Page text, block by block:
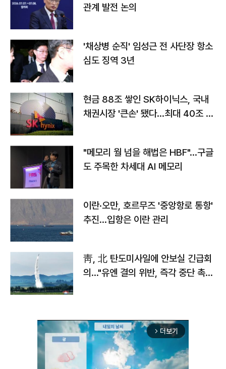
관계 발전 논의
'채상병 순직' 임성근 전 사단장 항소
심도 징역 3년
현금 88조 쌓인 SK하이닉스, 국내
채권시장 '큰손' 됐다…최대 40조 투
"메모리 월 넘을 해법은 HBF"…구글
도 주목한 차세대 AI 메모리
이란·오만, 호르무즈 '중앙항로 통항'
추진…입항은 이란 관리
靑, 北 탄도미사일에 안보실 긴급회
의…"유엔 결의 위반, 즉각 중단 촉
arrow_forward_ios 더보기